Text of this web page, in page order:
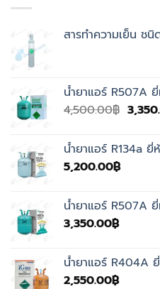
สารทำความเย็น ชนิ
น้ำยาแอร์ R507A
4,500.00฿
น้ำยาแอร์ R134a
5,200.00฿
น้ำยาแอร์ R507A
3,350.00฿
น้ำยาแอร์ R404A
2,550.00฿